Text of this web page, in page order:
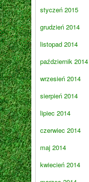
styczeń 2015
grudzień 2014
listopad 2014
październik 2014
wrzesień 2014
sierpień 2014
lipiec 2014
czerwiec 2014
maj 2014
kwiecień 2014